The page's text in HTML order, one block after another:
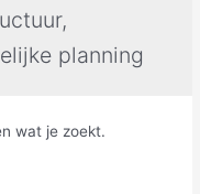
planning
wat je zoekt.